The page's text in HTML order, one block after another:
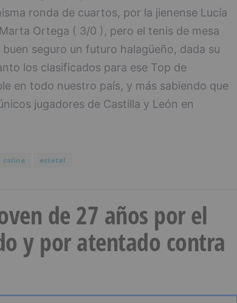
ronda de cuartos, por la jienense Lucía
Ortega ( 3/0 ), pero el tenis de mesa
seguro un futuro halagüeño, dada su
los clasificados para ese Top de
en todo nuestro país, y más sabiendo que
jugadores de Castilla y León en
colina estatal
de 27 años por el
y por atentado contra